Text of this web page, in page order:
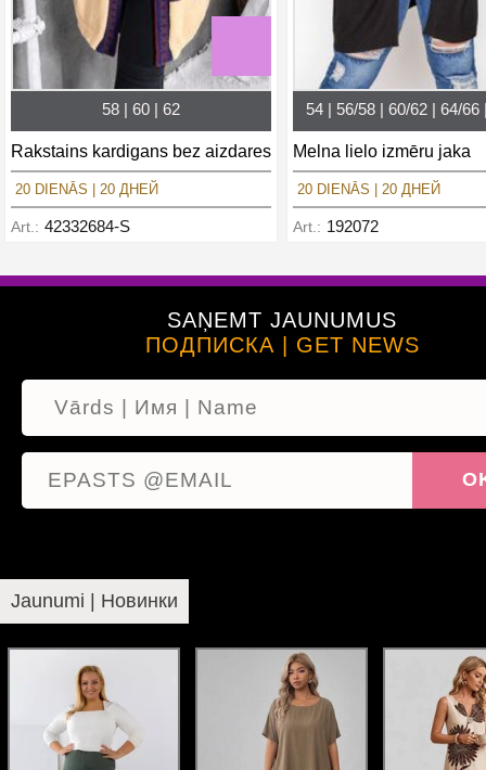
58 | 60 | 62
Rakstains kardigans bez aizdares
20 DIENĀS | 20 ДНЕЙ
Art.: 42332684-S
54 | 56/58 | 60/62 | 64/66
Melna lielo izmēru jaka
20 DIENĀS | 20 ДНЕЙ
Art.: 192072
SAŅEMT JAUNUMUS
ПОДПИСКА | GET NEWS
Jaunumi | Новинки